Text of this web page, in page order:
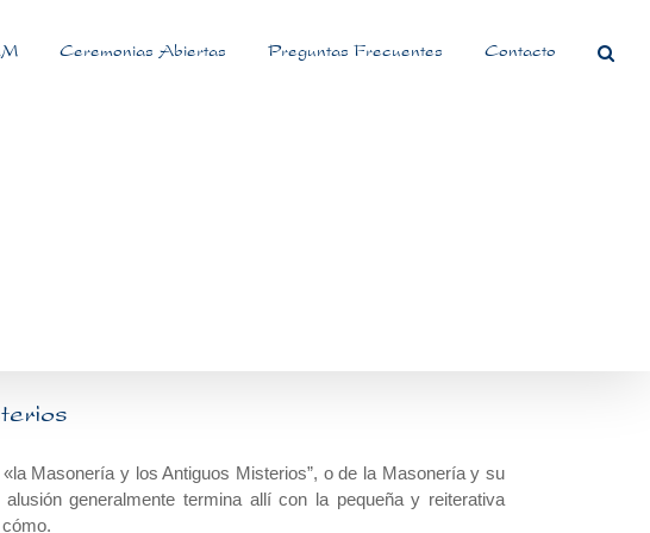
Ceremonias Abiertas Preguntas Frecuentes Contacto
Masonería y los Antiguos Misterios”, o de la Masonería y su
generalmente termina allí con la pequeña y reiterativa